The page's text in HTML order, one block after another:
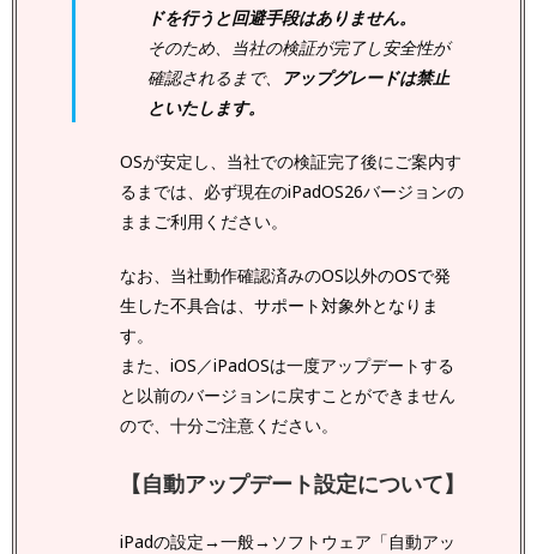
ドを行うと回避手段はありません。
そのため、当社の検証が完了し安全性が
確認されるまで、
アップグレードは禁止
といたします。
OSが安定し、当社での検証完了後にご案内す
るまでは、必ず現在のiPadOS26バージョンの
ままご利用ください。
なお、当社動作確認済みのOS以外のOSで発
生した不具合は、サポート対象外となりま
す。
また、iOS／iPadOSは一度アップデートする
と以前のバージョンに戻すことができません
ので、十分ご注意ください。
【自動アップデート設定について】
iPadの設定→一般→ソフトウェア「自動アッ